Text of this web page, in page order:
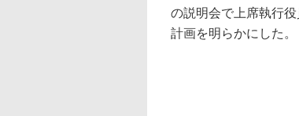
の説明会で上席執行
計画を明らかにした。